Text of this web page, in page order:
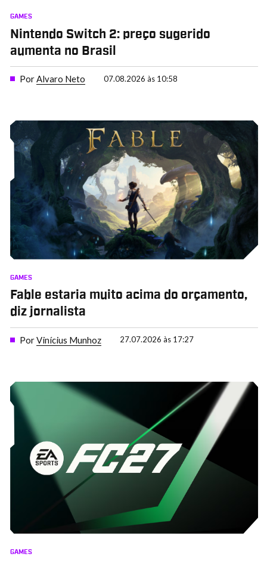
GAMES
Nintendo Switch 2: preço sugerido
aumenta no Brasil
PorAlvaro Neto 07.08.2026 às 10:58
GAMES
Fable estaria muito acima do orçamento,
diz jornalista
PorVinícius Munhoz 27.07.2026 às 17:27
GAMES